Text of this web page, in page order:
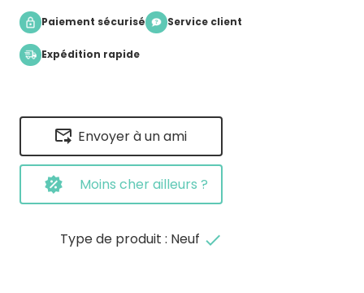
Envoyer à un ami
Moins cher ailleurs ?
Type de produit : Neuf done
Paiement sécurisé Service client
Expédition rapide